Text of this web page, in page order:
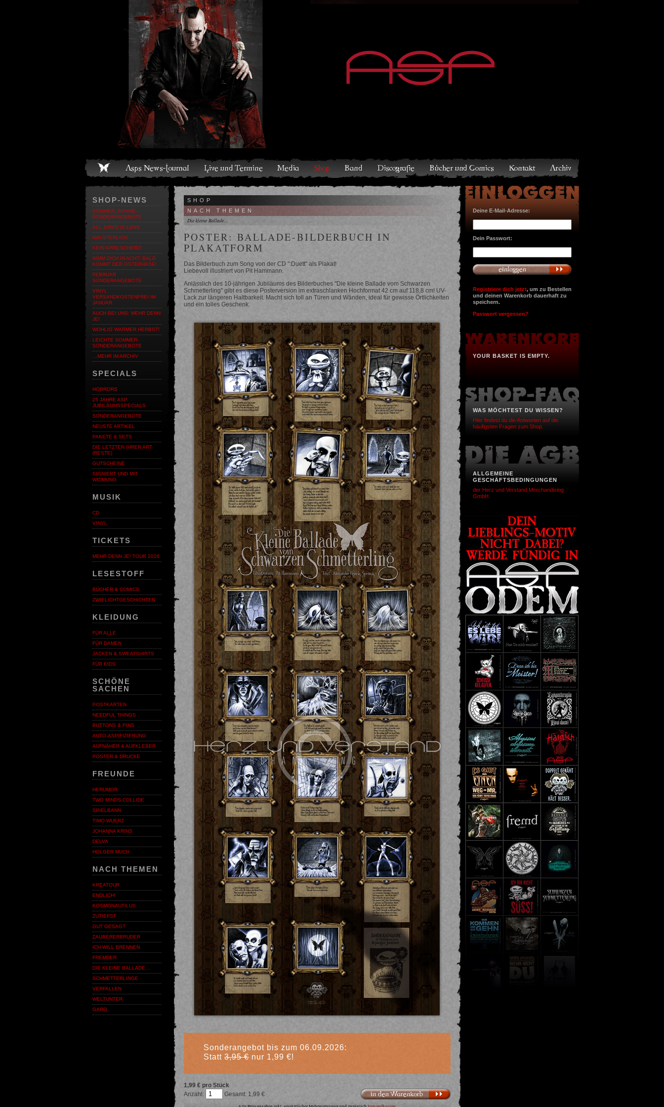
Live und Termine Media Shop Band Discografie Bücher und Comics Kontakt Archiv
SHOP-NEWS
SOMMER, SONNE,
SONDERANGEBOTE
ALL JUNI'D IS LOVE
MAI-STERLICH
KEIN APRILSCHERZ!
NIMM DICH IN ACHT! BALD
KOMMT DER OSTERHASE!
FEBRUAR
SONDERANGEBOTE
VINYL
VERSANDKOSTENFREI IM
JANUAR
AUCH BEI UNS: MEHR DENN
JE!
WOHLIG WARMER HERBST!
LEICHTE SOMMER-
SONDERANGEBOTE
…MEHR IM ARCHIV
SPECIALS
HORRORS
25 JAHRE ASP.
JUBILÄUMSSPECIALS
SONDERANGEBOTE
NEUSTE ARTIKEL
PAKETE & SETS
DIE LETZTEN IHRER ART
(RESTE)
GUTSCHEINE
SIGNIERT UND MIT
WIDMUNG
MUSIK
CD
VINYL
TICKETS
MEHR DENN JE! TOUR 2026
LESESTOFF
BÜCHER & COMICS
ZWIELICHTGESCHICHTEN
KLEIDUNG
FÜR ALLE
FÜR DAMEN
JACKEN & SWEATSHIRTS
FÜR KIDS
SCHÖNE
SACHEN
POSTKARTEN
NEEDFUL THINGS
BUTTONS & PINS
AUTO-ASPIFIZIERUNG
AUFNÄHER & AUFKLEBER
POSTER & DRUCKE
FREUNDE
HERUMOR
TWO MINDS COLLIDE
SPIELBANN
TIMO WUERZ
JOHANNA KRINS
DELVA
HOLGER MUCH
NACH THEMEN
KREATOUR
ENDLICH!
KOSMONAUTILUS
ZUTIEFST
GUT GESAGT
ZAUBERERBRUDER
ICH WILL BRENNEN
FREMDER
DIE KLEINE BALLADE…
SCHMETTERLINGE
VERFALLEN
WELTUNTER
GARG
Deine E-Mail-Adresse:
Dein Passwort:
Registriere dich jetzt, um zu Bestellen
und deinen Warenkorb dauerhaft zu
speichern.
Passwort vergessen?
YOUR BASKET IS EMPTY.
WAS MÖCHTEST DU WISSEN?
Hier findest du die Antworten auf die
häufigsten Fragen zum Shop.
ALLGEMEINE
GESCHÄFTSBEDINGUNGEN
der Herz und Verstand Merchandising
GmbH.
SHOP
NACH THEMEN
Die kleine Ballade…
POSTER: BALLADE-BILDERBUCH IN
PLAKATFORM
Das Bilderbuch zum Song von der CD ":Duett" als Plakat!
Liebevoll illustriert von Pit Hammann.
Anlässlich des 10-jährigen Jubiläums des Bilderbuches "Die kleine Ballade vom Schwarzen
Schmetterling" gibt es diese Posterversion im extraschlanken Hochformat 42 cm auf 118,8 cm! UV-
Lack zur längeren Haltbarkeit. Macht sich toll an Türen und Wänden, ideal für gewisse Örtlichkeiten
und ein tolles Geschenk.
Sonderangebot bis zum 06.09.2026:
Statt 3,95 € nur 1,99 €!
1,99 € pro Stück
Anzahl:
1,99 In den Warenkorb